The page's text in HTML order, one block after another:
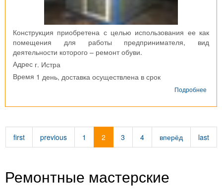
Конструкция приобретена с целью использования ее как
помещения для работы предпринимателя, вид
деятельности которого – ремонт обуви.
Адрес г. Истра
Время 1 день, доставка осуществлена в срок
Подробнее
first previous 1 2 3 4 вперёд last
Ремонтные мастерские